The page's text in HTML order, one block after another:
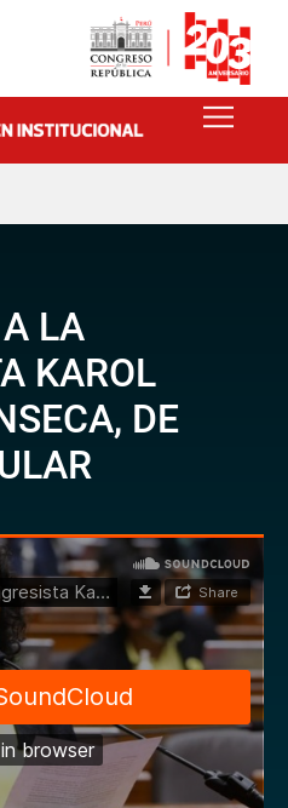
LA
KAROL
DE